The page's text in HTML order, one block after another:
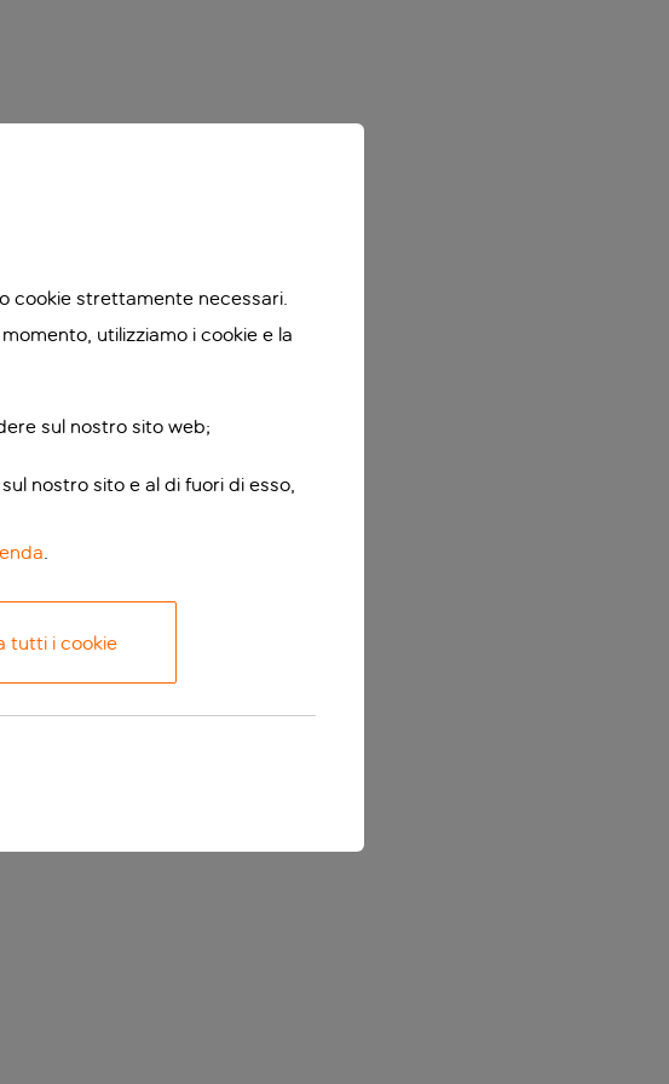
cookie strettamente necessari.
utilizziamo i cookie e la
sul nostro sito web;
nostro sito e al di fuori di esso,
.
tutti i cookie